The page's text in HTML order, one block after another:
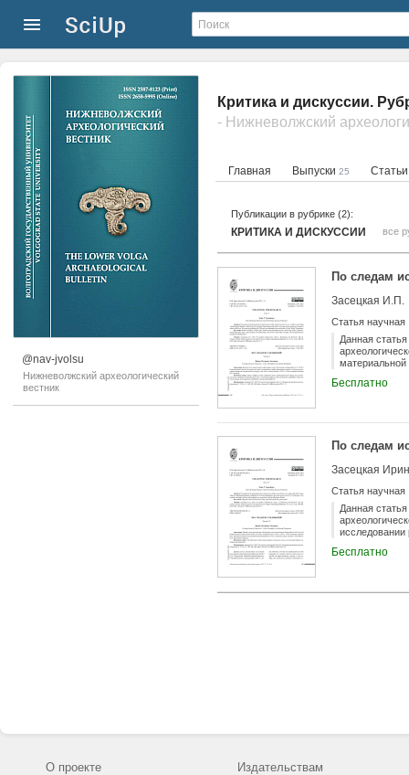
@nav-jvolsu
Нижневолжский археологический
вестник
Критика и дискуссии.
- Нижневолжский
Главная Выпуски 25
Публикации в рубрике (2):
КРИТИКА И ДИСКУССИИ все
По следам
Засецкая И.П.
Статья научная
Данная
Бесплатно
По следам
Засецкая
Статья научная
Данная
исследовании
Бесплатно
О проекте
Издательствам